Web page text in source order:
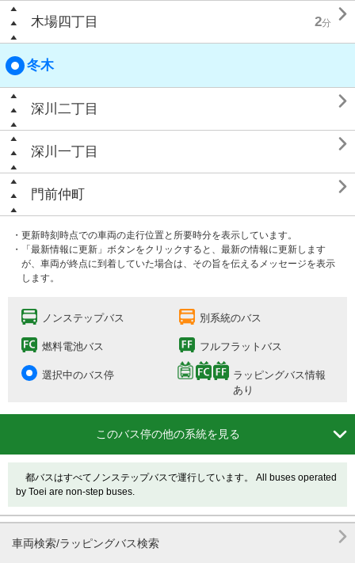
木場四丁目 2分 
冬木
深川二丁目 
深川一丁目 
門前仲町 
・更新時刻時点での車両の走行位置と所要時分を表示しています。
・「最新情報に更新」ボタンをクリックすると、最新の情報に更新します
が、車両が終点に到着していた場合は、その旨を伝えるメッセージを表示
します。
ノンステップバス 別系統のバス
燃料電池バス フルフラットバス
選択中のバス停
ラッピングバス情報
あり
このバス停の他の系統を見る 
都バスはすべてノンステップバスで運行しています。 All buses operated
by Toei are non-step buses.
車両検索/ラッピングバス検索 